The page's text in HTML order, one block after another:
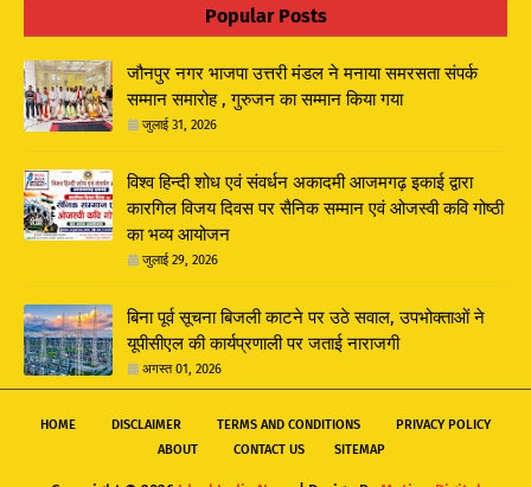
Popular Posts
जौनपुर नगर भाजपा उत्तरी मंडल ने मनाया समरसता संपर्क
सम्मान समारोह , गुरुजन का सम्मान किया गया
जुलाई 31, 2026
विश्व हिन्दी शोध एवं संवर्धन अकादमी आजमगढ़ इकाई द्वारा
कारगिल विजय दिवस पर सैनिक सम्मान एवं ओजस्वी कवि गोष्ठी
का भव्य आयोजन
जुलाई 29, 2026
बिना पूर्व सूचना बिजली काटने पर उठे सवाल, उपभोक्ताओं ने
यूपीसीएल की कार्यप्रणाली पर जताई नाराजगी
अगस्त 01, 2026
HOME DISCLAIMER TERMS AND CONDITIONS
PRIVACY POLICY
ABOUT
CONTACT US SITEMAP